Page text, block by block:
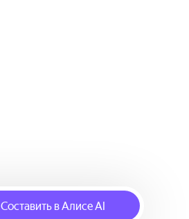
Составить в Алисе AI